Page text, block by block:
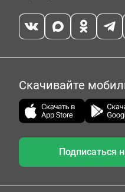
Скачивайте
Подписаться